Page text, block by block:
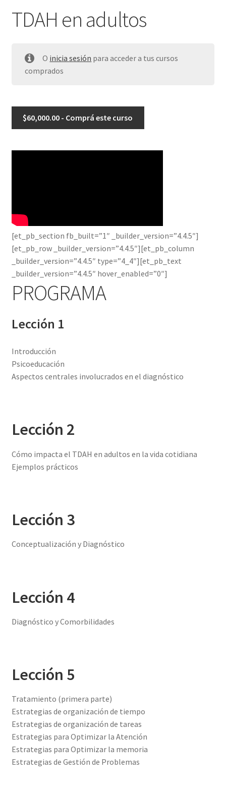
TDAH en adultos
O inicia sesión para acceder a tus cursos
comprados
$60,000.00 - Comprá este curso
[et_pb_section fb_built=”1″ _builder_version=”4.4.5″]
[et_pb_row _builder_version=”4.4.5″][et_pb_column
_builder_version=”4.4.5″ type=”4_4″][et_pb_text
_builder_version=”4.4.5″ hover_enabled=”0″]
PROGRAMA
Lección 1
Introducción
Psicoeducación
Aspectos centrales involucrados en el diagnóstico
Lección 2
Cómo impacta el TDAH en adultos en la vida cotidiana
Ejemplos prácticos
Lección 3
Conceptualización y Diagnóstico
Lección 4
Diagnóstico y Comorbilidades
Lección 5
Tratamiento (primera parte)
Estrategias de organización de tiempo
Estrategias de organización de tareas
Estrategias para Optimizar la Atención
Estrategias para Optimizar la memoria
Estrategias de Gestión de Problemas